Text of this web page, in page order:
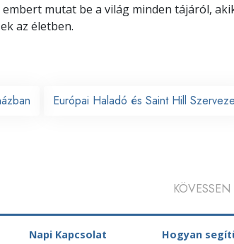
embert mutat be a világ minden tájáról,
az életben.
Európai Haladó és Saint Hill
Napi Kapcsolat Hogyan